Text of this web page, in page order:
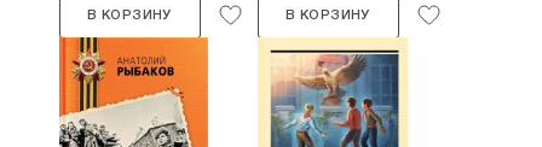
В КОРЗИНУ В КОРЗИНУ